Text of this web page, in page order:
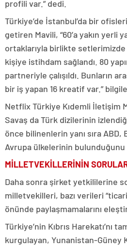
profili var.” dedi.
Türkiye’de İstanbul’da bir
getiren Mavili, “60’a yakın yerli
ortaklarıyla birlikte setlerimizde
kişiye istihdam sağlandı. 80
partneriyle çalışıldı. Bunların
bir iş yapan 16 kreatif var.”
Netflix Türkiye Kıdemli İletişim
Savaş da Türk dizilerinin
önce bilinenlerin yanı sıra
Avrupa ülkelerinin
MİLLETVEKİLLERİNİN
Daha sonra şirket yetkililerine
milletvekilleri, bazı verileri
önünde paylaşmamalarını
Türkiye’nin Kıbrıs Harekatı’nı
kurgulayan, Yunanistan-Güney